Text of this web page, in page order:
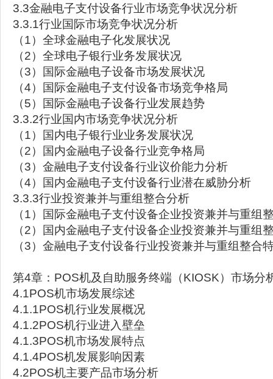
3.3金融电子支付设备行业市场竞争状况分析
3.3.1行业国际市场竞争状况分析
（1）全球金融电子化发展状况
（2）全球电子银行业务发展状况
（3）国际金融电子设备市场发展状况
（4）国际金融电子支付设备市场竞争格局
（5）国际金融电子设备行业发展趋势
3.3.2行业国内市场竞争状况分析
（1）国内电子银行业业务发展状况
（2）国内金融电子设备行业竞争格局
（3）金融电子支付设备行业议价能力分析
（4）国内金融电子支付设备行业潜在威胁分析
3.3.3行业投资兼并与重组整合分析
（1）国际金融电子支付设备企业投资兼并与重组
（2）国内金融电子支付设备企业投资兼并与重组
（3）金融电子支付设备行业投资兼并与重组整合
第4章：POS机及自助服务终端（KIOSK）市场分
4.1POS机市场发展综述
4.1.1POS机行业发展概况
4.1.2POS机行业进入壁垒
4.1.3POS机市场发展特点
4.1.4POS机发展影响因素
4.2POS机主要产品市场分析